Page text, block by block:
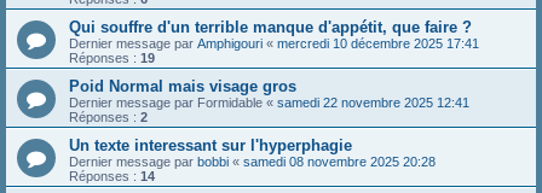
Qui souffre d'un terrible manque d'appétit, que faire ?
Dernier message par Amphigouri « mercredi 10 décembre 2025 17:41
Réponses : 19
Poid Normal mais visage gros
Dernier message par Formidable « samedi 22 novembre 2025 12:41
Réponses : 2
Un texte interessant sur l'hyperphagie
Dernier message par bobbi « samedi 08 novembre 2025 20:28
Réponses : 14